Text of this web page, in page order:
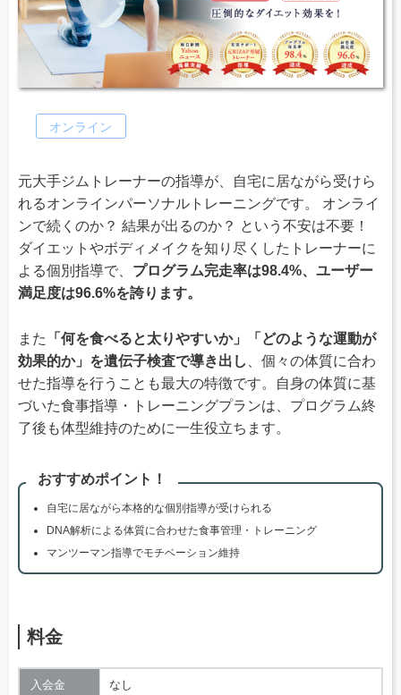
オンライン
元大手ジムトレーナーの指導が、自宅に居ながら受けら
れるオンラインパーソナルトレーニングです。 オンライ
ンで続くのか？ 結果が出るのか？ という不安は不要！
ダイエットやボディメイクを知り尽くしたトレーナーに
よる個別指導で、 プログラム完走率は98.4%、ユーザー
満足度は96.6%を誇ります。
また
「何を食べると太りやすいか」「どのような運動が
効果的か」を遺伝子検査で導き出し
、個々の体質に合わ
せた指導を行うことも最大の特徴です。自身の体質に基
づいた食事指導・トレーニングプランは、プログラム終
了後も体型維持のために一生役立ちます。
おすすめポイント！
自宅に居ながら本格的な個別指導が受けられる
DNA解析による体質に合わせた食事管理・トレーニング
マンツーマン指導でモチベーション維持
料金
入会金 なし